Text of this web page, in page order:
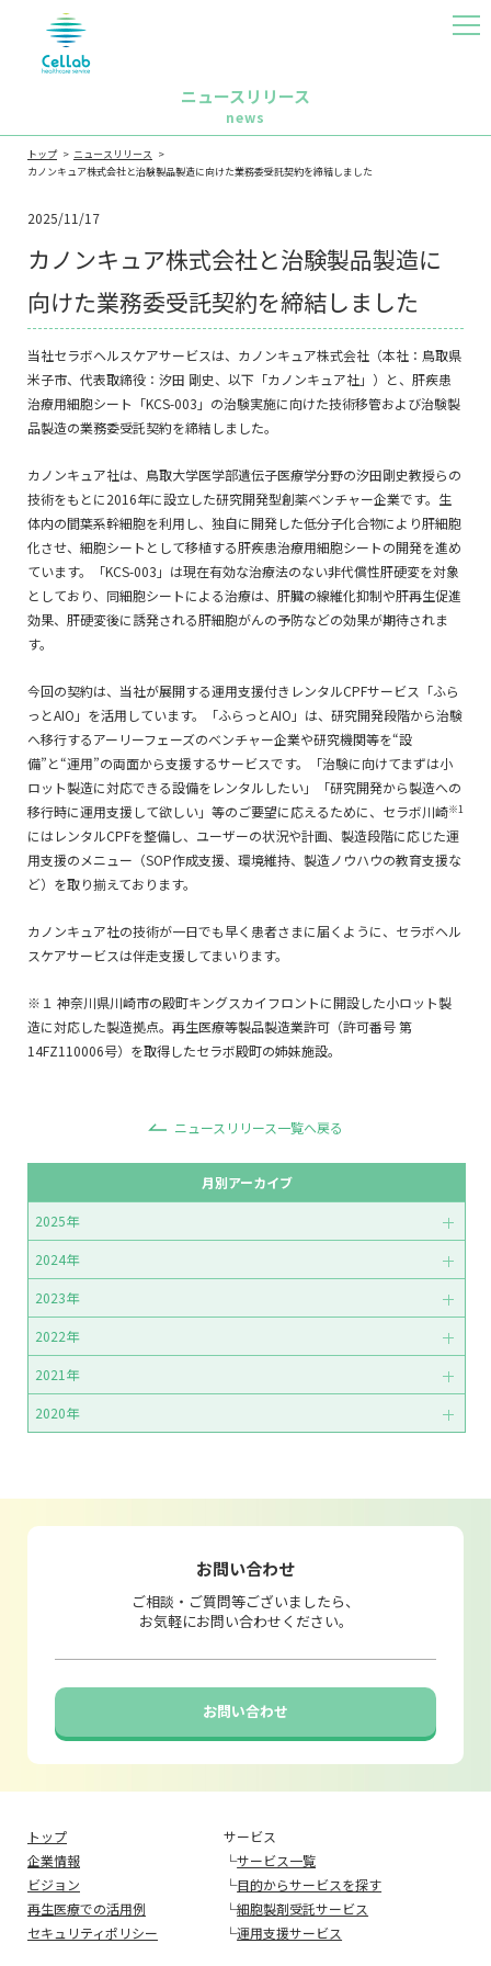
MEN
ニュースリリース
news
トップ
ニュースリリース
カノンキュア株式会社と治験製品製造に向けた業務委受託契約を締結しました
2025/11/17
カノンキュア株式会社と治験製品製造に
向けた業務委受託契約を締結しました
当社セラボヘルスケアサービスは、カノンキュア株式会社（本社：鳥取県
米子市、代表取締役：汐田 剛史、以下「カノンキュア社」）と、肝疾患
治療用細胞シート「KCS-003」の治験実施に向けた技術移管および治験製
品製造の業務委受託契約を締結しました。
カノンキュア社は、鳥取大学医学部遺伝子医療学分野の汐田剛史教授らの
技術をもとに2016年に設立した研究開発型創薬ベンチャー企業です。生
体内の間葉系幹細胞を利用し、独自に開発した低分子化合物により肝細胞
化させ、細胞シートとして移植する肝疾患治療用細胞シートの開発を進め
ています。「KCS-003」は現在有効な治療法のない非代償性肝硬変を対象
としており、同細胞シートによる治療は、肝臓の線維化抑制や肝再生促進
効果、肝硬変後に誘発される肝細胞がんの予防などの効果が期待されま
す。
今回の契約は、当社が展開する運用支援付きレンタルCPFサービス「ふら
っとAIO 」を活用しています。「ふらっとAIO 」は、研究開発段階から治験
へ移行するアーリーフェーズのベンチャー企業や研究機関等を“設
備”と“運用”の両面から支援するサービスです。「治験に向けてまずは小
ロット製造に対応できる設備をレンタルしたい」「研究開発から製造への
移行時に運用支援して欲しい」等のご要望に応えるために、セラボ川崎※1
にはレンタルCPFを整備し、ユーザーの状況や計画、製造段階に応じた運
用支援のメニュー（SOP作成支援、環境維持、製造ノウハウの教育支援な
ど）を取り揃えております。
カノンキュア社の技術が一日でも早く患者さまに届くように、セラボヘル
スケアサービスは伴走支援してまいります。
※１ 神奈川県川崎市の殿町キングスカイフロントに開設した小ロット製
造に対応した製造拠点。再生医療等製品製造業許可（許可番号 第
14FZ110006号）を取得したセラボ殿町の姉妹施設。
ニュースリリース一覧へ戻る
月別アーカイブ
2025年
2024年
2023年
2022年
2021年
2020年
お問い合わせ
ご相談・ご質問等ございましたら、
お気軽にお問い合わせください。
お問い合わせ
トップ
企業情報
ビジョン
再生医療での活用例
セキュリティポリシー
サービス
└サービス一覧
└目的からサービスを探す
└細胞製剤受託サービス
└運用支援サービス